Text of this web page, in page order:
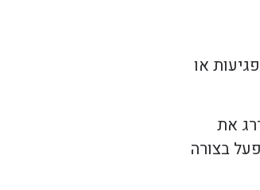
או
את
בצורה